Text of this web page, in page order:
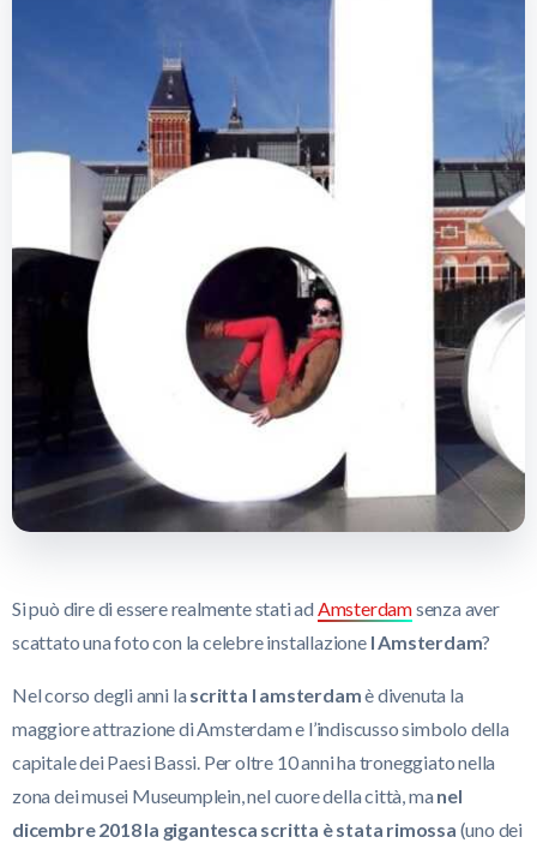
Si può dire di essere realmente stati ad Amsterdamsenza aver
scattato una foto con la celebre installazione I Amsterdam?
Nel corso degli anni la scritta I amsterdamè divenuta la
maggiore attrazione di Amsterdam e l’indiscusso simbolo della
capitale dei Paesi Bassi. Per oltre 10 anni ha troneggiato nella
zona dei musei Museumplein, nel cuore della città, ma nel
dicembre 2018 la gigantesca scritta è stata rimossa (uno dei